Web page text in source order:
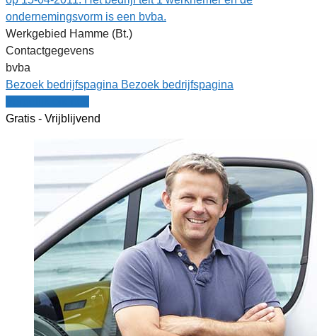
ondernemingsvorm is een bvba.
Werkgebied Hamme (Bt.)
Contactgegevens
bvba
Bezoek bedrijfspagina Bezoek bedrijfspagina
Gratis - Vrijblijvend